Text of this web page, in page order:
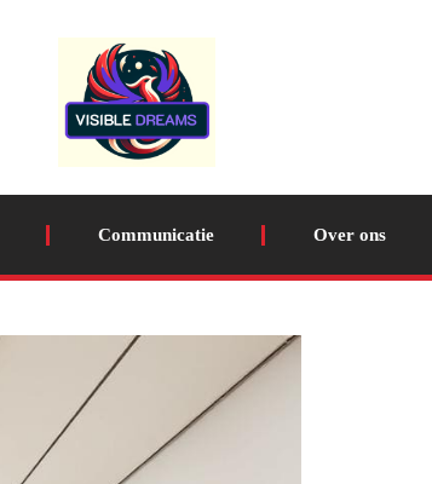
Communicatie Over ons